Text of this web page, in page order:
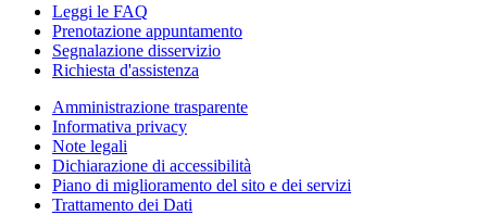
Leggi le FAQ
Prenotazione appuntamento
Segnalazione disservizio
Richiesta d'assistenza
Amministrazione trasparente
Informativa privacy
Note legali
Dichiarazione di accessibilità
Piano di miglioramento del sito e dei servizi
Trattamento dei Dati